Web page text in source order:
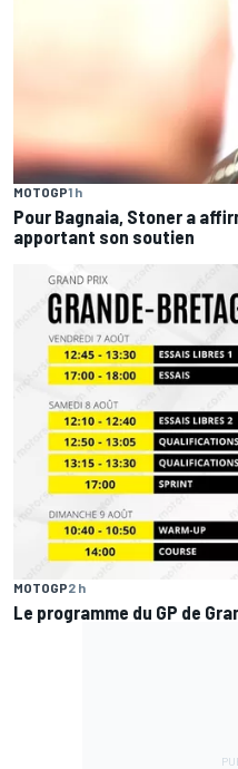
MOTOGP1 h
Pour Bagnaia, Stoner a
apportant son soutien
MOTOGP2 h
Le programme du GP de